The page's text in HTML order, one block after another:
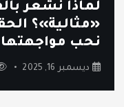
لماذا نشعر
«مثالية»؟
نحب مواجهتها
ديسمبر 16, 2025